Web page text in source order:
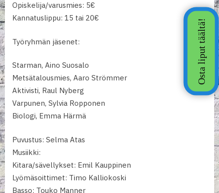
Opiskelija/varusmies: 5€
Kannatuslippu: 15 tai 20€
Työryhmän jäsenet:
Starman, Aino Suosalo
Metsätalousmies, Aaro Strömmer
Aktivisti, Raul Nyberg
Varpunen, Sylvia Ropponen
Biologi, Emma Härmä
Puvustus: Selma Atas
Musiikki:
Kitara/sävellykset: Emil Kauppinen
Lyömäsoittimet: Timo Kalliokoski
Basso: Touko Manner